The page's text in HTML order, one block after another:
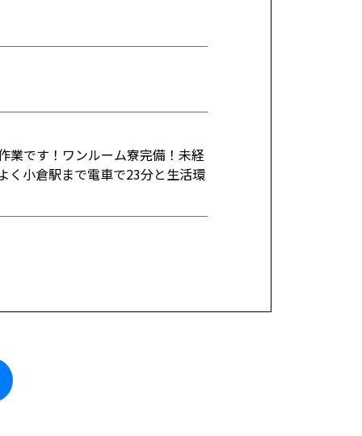
業です！ワンルーム寮完備！未経
く小倉駅まで電車で23分と生活環